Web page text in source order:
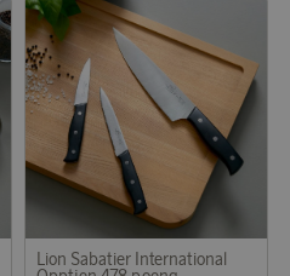
Lion Sabatier International